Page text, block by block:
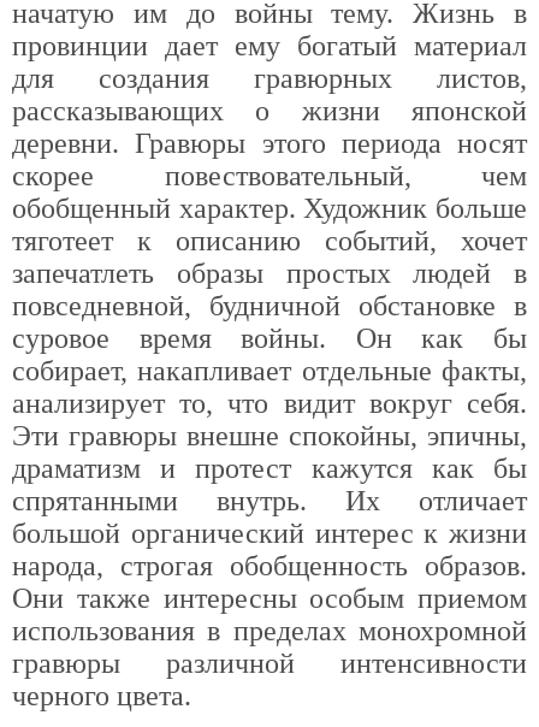
начатую им до войны тему. Жизнь в
провинции дает ему богатый материал
для создания гравюрных листов,
рассказывающих о жизни японской
деревни. Гравюры этого периода носят
скорее повествовательный, чем
обобщенный характер. Художник больше
тяготеет к описанию событий, хочет
запечатлеть образы простых людей в
повседневной, будничной обстановке в
суровое время войны. Он как бы
собирает, накапливает отдельные факты,
анализирует то, что видит вокруг себя.
Эти гравюры внешне спокойны, эпичны,
драматизм и протест кажутся как бы
спрятанными внутрь. Их отличает
большой органический интерес к жизни
народа, строгая обобщенность образов.
Они также интересны особым приемом
использования в пределах монохромной
гравюры различной интенсивности
черного цвета.